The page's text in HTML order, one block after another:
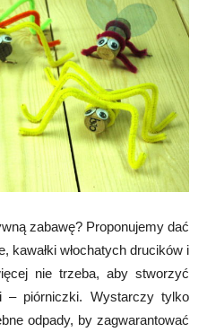
Abrys
zabawę? Proponujemy dać
kawałki włochatych drucików i
nie trzeba, aby stworzyć
– piórniczki. Wystarczy tylko
odpady, by zagwarantować